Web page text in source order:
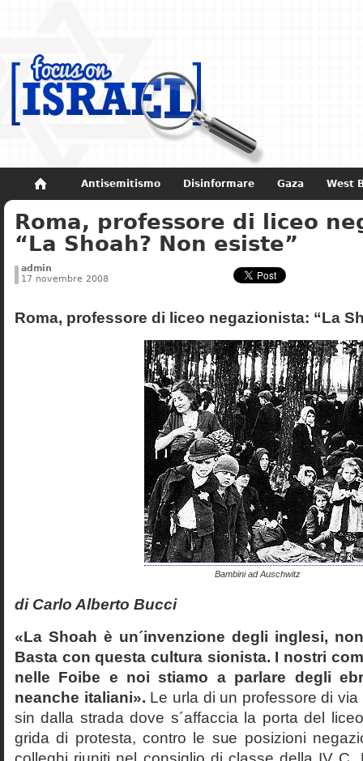
Antisemitismo Disinformare Gaza West
Non dimenticare Storia di Israele
Roma, professore di liceo
“La Shoah? Non esiste”
admin
17 novembre 2008
Roma, professore di liceo negazionista: “La
Bambini ad Auschwitz
di Carlo Alberto Bucci
«La Shoah è un´invenzione degli inglesi,
Basta con questa cultura sionista. I nostri
nelle Foibe e noi stiamo a parlare degli
neanche italiani». Le urla di un professore di
sin dalla strada dove s´affaccia la porta del
grida di protesta, contro le sue posizioni